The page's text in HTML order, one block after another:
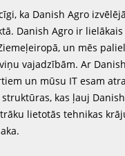
ka Danish Agro
Danish Agro ir lielākais
un mēs
vajadzībām. Ar
un mūsu IT esam
kas ļauj
lietotās tehnikas